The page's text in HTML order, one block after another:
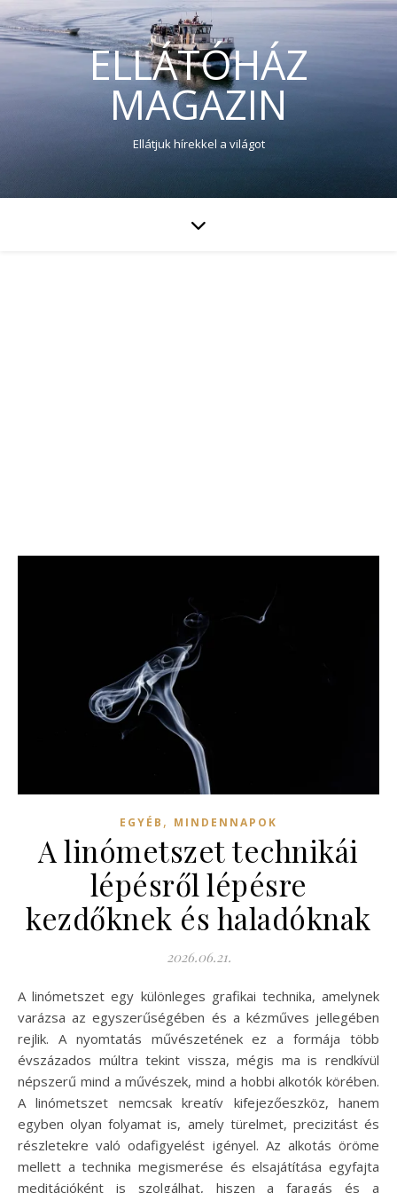
ELLÁTÓHÁZ
MAGAZIN
Ellátjuk hírekkel a világot
EGYÉB , MINDENNAPOK
A linómetszet technikái
lépésről lépésre
kezdőknek és haladóknak
2026.06.21.
A linómetszet egy különleges grafikai technika, amelynek
varázsa az egyszerűségében és a kézműves jellegében
rejlik. A nyomtatás művészetének ez a formája több
évszázados múltra tekint vissza, mégis ma is rendkívül
népszerű mind a művészek, mind a hobbi alkotók körében.
A linómetszet nemcsak kreatív kifejezőeszköz, hanem
egyben olyan folyamat is, amely türelmet, precizitást és
részletekre való odafigyelést igényel. Az alkotás öröme
mellett a technika megismerése és elsajátítása egyfajta
meditációként is szolgálhat, hiszen a faragás és a